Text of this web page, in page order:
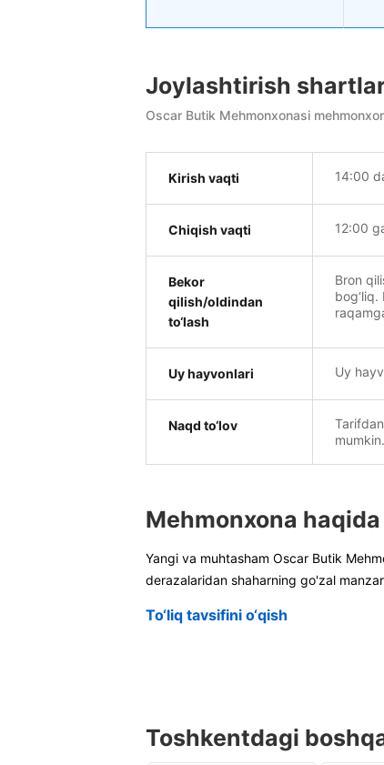
Joylashtirish
Oscar Butik Mehmonxonasi
Kirish vaqti 14:00
Chiqish vaqti 12:00
Bekor
qilish/oldindan
to‘lash
Bron
Uy hayvonlari Uy
Naqd to‘lov
mumkin.
Mehmonxona haqida
Yangi va muhtasham Oscar Butik
derazalaridan shaharning go'zal
To‘liq tavsifini o‘qish
Toshkentdagi